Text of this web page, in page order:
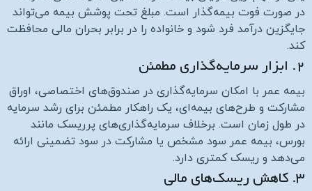
در صورت فوت بیمه‌گذار است. مبلغ تحت پوشش بیمه می‌تواند
جایگزین درآمد فرد شود و خانواده را در برابر بحران مالی محافظت
کند.
۲. ابزار سرمایه‌گذاری مطمئن
بیمه عمر با امکان سرمایه‌گذاری در صندوق‌های اختصاصی، اوراق
مشارکت و طرح‌های بیمه‌ای، یک راهکار مطمئن برای رشد سرمایه
در طول زمان است. برخلاف سرمایه‌گذاری‌های پرریسک مانند
بورس، بیمه عمر سود مشخص یا مشارکت در سود تضمینی ارائه
می‌دهد و ریسک کمتری دارد.
۳. کاهش ریسک‌های مالی